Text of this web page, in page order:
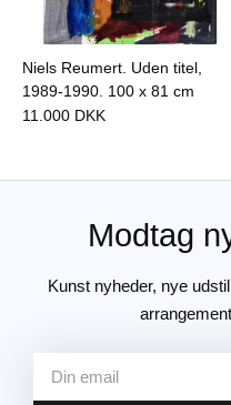
Niels Reumert. Uden titel,
1989-1990. 100 x 81 cm
11.000 DKK
Modtag
Kunst nyheder, nye